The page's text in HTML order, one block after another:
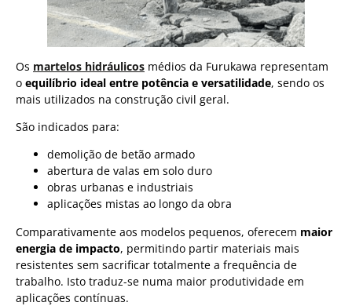
Os martelos hidráulicos médios da Furukawa representam
o equilíbrio ideal entre potência e versatilidade, sendo os
mais utilizados na construção civil geral.
São indicados para:
demolição de betão armado
abertura de valas em solo duro
obras urbanas e industriais
aplicações mistas ao longo da obra
Comparativamente aos modelos pequenos, oferecem maior
energia de impacto, permitindo partir materiais mais
resistentes sem sacrificar totalmente a frequência de
trabalho. Isto traduz-se numa maior produtividade em
aplicações contínuas.